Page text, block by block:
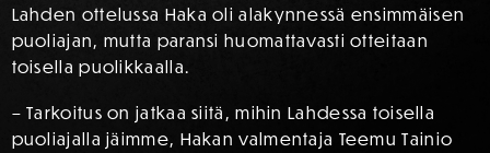
Lahden ottelussa Haka oli alakynnessä ensimmäisen
puoliajan, mutta paransi huomattavasti otteitaan
toisella puolikkaalla.
– Tarkoitus on jatkaa siitä, mihin Lahdessa toisella
puoliajalla jäimme, Hakan valmentaja Teemu Tainio